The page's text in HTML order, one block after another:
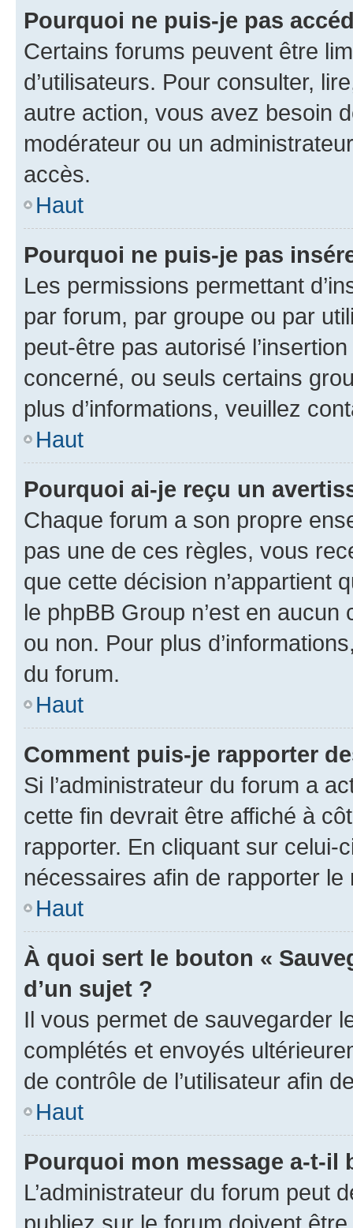
Pourquoi ne puis-je pas
Certains forums peuvent être
d’utilisateurs. Pour consulter,
autre action, vous avez besoin
modérateur ou un
accès.
Haut
Pourquoi ne puis-je pas
Les permissions permettant
par forum, par groupe ou par
peut-être pas autorisé
concerné, ou seuls certains
plus d’informations, veuillez
Haut
Pourquoi ai-je reçu un
Chaque forum a son propre
pas une de ces règles, vous
que cette décision n’appartient
le phpBB Group n’est en
ou non. Pour plus
du forum.
Haut
Comment puis-je rapporter
Si l’administrateur du forum a
cette fin devrait être affiché à
rapporter. En cliquant sur
nécessaires afin de rapporter le
Haut
À quoi sert le bouton «
d’un sujet ?
Il vous permet de sauvegarder
complétés et envoyés
de contrôle de l’utilisateur afin
Haut
Pourquoi mon message a-t-il
L’administrateur du forum peut